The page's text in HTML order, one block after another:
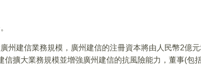
州建信業務規模，廣州建信的注冊資本將由人民幣2億
信擴大業務規模並增強廣州建信的抗風險能力，董事(包